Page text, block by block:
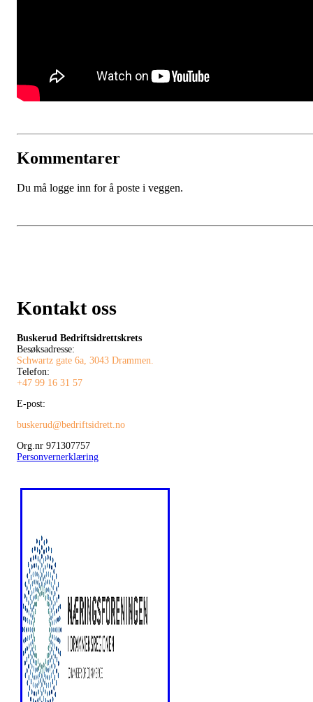
Kommentarer
Du må logge inn for å poste i veggen.
Kontakt oss
Buskerud Bedriftsidrettskrets
Besøksadresse:
Schwartz gate 6a, 3043 Drammen.
Telefon:
+47 99 16 31 57
E-post:
buskerud@bedriftsidrett.no
Org.nr 971307757
Personvernerklæring